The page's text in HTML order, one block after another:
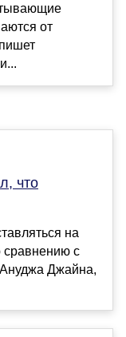
от
что
на
сравнению с
Джайна,